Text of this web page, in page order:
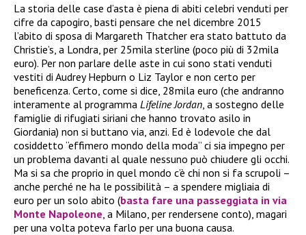
La storia delle case d’asta è piena di abiti celebri venduti per
cifre da capogiro, basti pensare che nel dicembre 2015
l’abito di sposa di Margareth Thatcher era stato battuto da
Christie’s, a Londra, per 25mila sterline (poco più di 32mila
euro). Per non parlare delle aste in cui sono stati venduti
vestiti di Audrey Hepburn o Liz Taylor e non certo per
beneficenza. Certo, come si dice, 28mila euro (che andranno
interamente al programma Lifeline Jordan , a sostegno delle
famiglie di rifugiati siriani che hanno trovato asilo in
Giordania) non si buttano via, anzi. Ed è lodevole che dal
cosiddetto “effimero mondo della moda” ci sia impegno per
un problema davanti al quale nessuno può chiudere gli occhi.
Ma si sa che proprio in quel mondo c’è chi non si fa scrupoli –
anche perché ne ha le possibilità – a spendere migliaia di
euro per un solo abito (basta fare una passeggiata in via
Monte Napoleone , a Milano, per rendersene conto), magari
per una volta poteva farlo per una buona causa.